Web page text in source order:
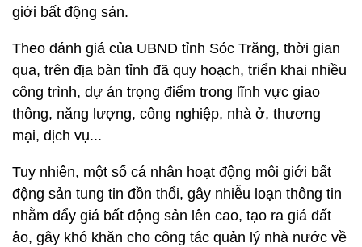
giới bất động sản.
Theo đánh giá của UBND tỉnh Sóc Trăng, thời gian
qua, trên địa bàn tỉnh đã quy hoạch, triển khai nhiều
công trình, dự án trọng điểm trong lĩnh vực giao
thông, năng lượng, công nghiệp, nhà ở, thương
mại, dịch vụ...
Tuy nhiên, một số cá nhân hoạt động môi giới bất
động sản tung tin đồn thổi, gây nhiễu loạn thông tin
nhằm đẩy giá bất động sản lên cao, tạo ra giá đất
ảo, gây khó khăn cho công tác quản lý nhà nước về